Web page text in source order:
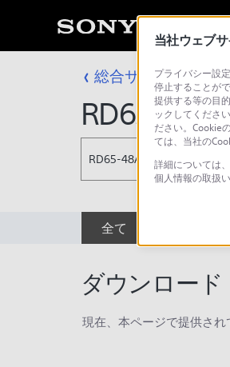
総合サポート・お
RD65-
RD65-48AH
全て
ダウンロード
現在、本ページで提供され
当社ウェブ
プライバシー設
停止することが
提供する等の目
ックしてくださ
ださい。Cookie
ては、当社の
詳細については
個人情報の取扱